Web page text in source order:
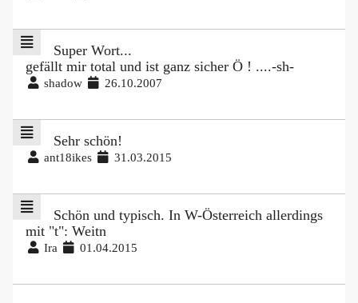
Super Wort...
gefällt mir total und ist ganz sicher Ö ! ....-sh-
shadow 26.10.2007
Sehr schön!
ant18ikes 31.03.2015
Schön und typisch. In W-Österreich allerdings
mit "t": Weitn
Ira 01.04.2015